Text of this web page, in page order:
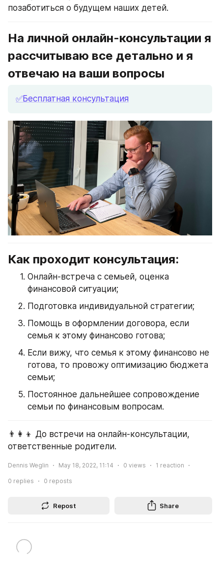
позаботиться о будущем наших детей.
На личной онлайн-консультации я
рассчитываю все детально и я
отвечаю на ваши вопросы
✅Бесплатная консультация
Как проходит консультация:
Онлайн-встреча с семьей, оценка
финансовой ситуации;
Подготовка индивидуальной стратегии;
Помощь в оформлении договора, если
семья к этому финансово готова;
Если вижу, что семья к этому финансово не
готова, то провожу оптимизацию бюджета
семьи;
Постоянное дальнейшее сопровождение
семьи по финансовым вопросам.
👨‍👩‍👦 До встречи на онлайн-консультации,
ответственные родители.
Dennis Weglin May 18, 2022, 11:14 0 views 1 reaction
0 replies 0 reposts
Repost Share